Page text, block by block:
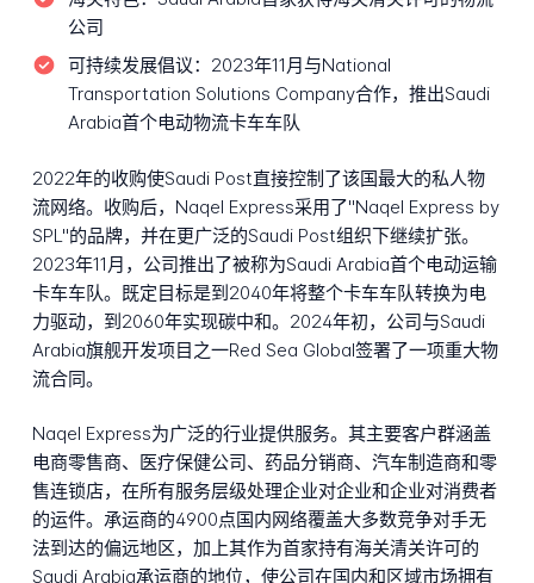
公司
可持续发展倡议： 2023年11月与National
Transportation Solutions Company合作，推出Saudi
Arabia首个电动物流卡车车队
2022年的收购使Saudi Post直接控制了该国最大的私人物
流网络。收购后，Naqel Express采用了"Naqel Express by
SPL"的品牌，并在更广泛的Saudi Post组织下继续扩张。
2023年11月，公司推出了被称为Saudi Arabia首个电动运输
卡车车队。既定目标是到2040年将整个卡车车队转换为电
力驱动，到2060年实现碳中和。2024年初，公司与Saudi
Arabia旗舰开发项目之一Red Sea Global签署了一项重大物
流合同。
Naqel Express为广泛的行业提供服务。其主要客户群涵盖
电商零售商、医疗保健公司、药品分销商、汽车制造商和零
售连锁店，在所有服务层级处理企业对企业和企业对消费者
的运件。承运商的4900点国内网络覆盖大多数竞争对手无
法到达的偏远地区，加上其作为首家持有海关清关许可的
Saudi Arabia承运商的地位，使公司在国内和区域市场拥有